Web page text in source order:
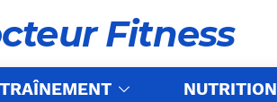
Fitness
NUTRITION